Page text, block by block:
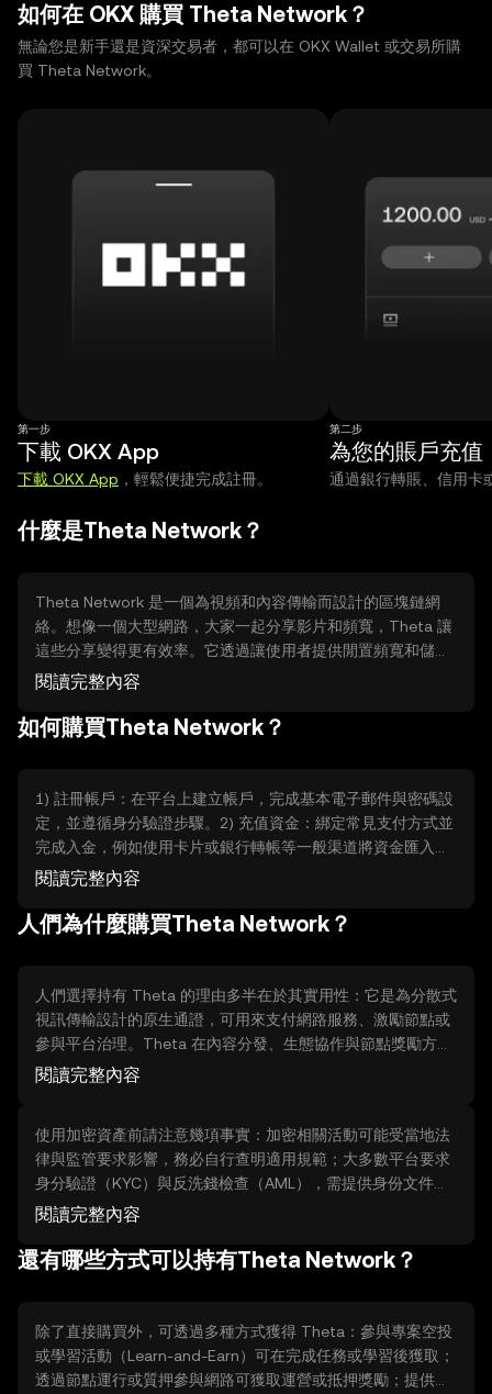
如何在 OKX 購買 Theta Network？
無論您是新手還是資深交易者，都可以在 OKX Wallet 或交易所購
買 Theta Network。
第一步
下載 OKX App
下載 OKX App ，輕鬆便捷完成註冊。
第二步
為您的賬戶充值
通過銀行轉賬、信用卡
什麼是Theta Network？
Theta Network 是一個為視頻和內容傳輸而設計的區塊鏈網
絡。想像一個大型網路，大家一起分享影片和頻寬，Theta 讓
這些分享變得更有效率。它透過讓使用者提供閒置頻寬和儲存
來強化傳輸，解決傳統中心化平台在速度、成本與可靠性上的
且更具可擴展性，適合直播、點播和分散式媒體服務的需求。
閱讀完整內容
如何購買Theta Network？
1) 註冊帳戶：在平台上建立帳戶，完成基本電子郵件與密碼設
定，並遵循身分驗證步驟。2) 充值資金：綁定常見支付方式並
完成入金，例如使用卡片或銀行轉帳等一般渠道將資金匯入平
台帳戶。3) 下單購買：在交易界面搜尋 Theta，選擇買入金額
易完成後，檢查帳戶餘額並選擇安全的儲存方式。
閱讀完整內容
人們為什麼購買Theta Network？
人們選擇持有 Theta 的理由多半在於其實用性：它是為分散式
視訊傳輸設計的原生通證，可用來支付網路服務、激勵節點或
參與平台治理。Theta 在內容分發、生態協作與節點獎勵方面
有實際應用，但也有限制，例如技術成熟度、網路採用速度與
閱讀完整內容
使用加密資產前請注意幾項事實：加密相關活動可能受當地法
律與監管要求影響，務必自行查明適用規範；大多數平台要求
身分驗證（KYC）與反洗錢檢查（AML），需提供身份文件；
與任何資產活動相關的報告義務或稅務後果需自行確認。交易
良好做法。
閱讀完整內容
還有哪些方式可以持有Theta Network？
除了直接購買外，可透過多種方式獲得 Theta：參與專案空投
或學習活動（Learn-and-Earn）可在完成任務或學習後獲取；
透過節點運行或質押參與網路可獲取運營或抵押獎勵；提供流